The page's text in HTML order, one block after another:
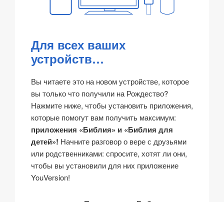
Для всех ваших
устройств…
Вы читаете это на новом устройстве, которое
вы только что получили на Рождество?
Нажмите ниже, чтобы установить приложения,
которые помогут вам получить максимум:
приложения «Библия» и «Библия для
детей»! Начните разговор о вере с друзьями
или родственниками: спросите, хотят ли они,
чтобы вы установили для них приложение
YouVersion!